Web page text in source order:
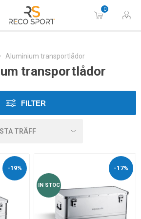
0
Aluminium transportlådor
transportlådor
FILTER
-19% -17%
IN STOC